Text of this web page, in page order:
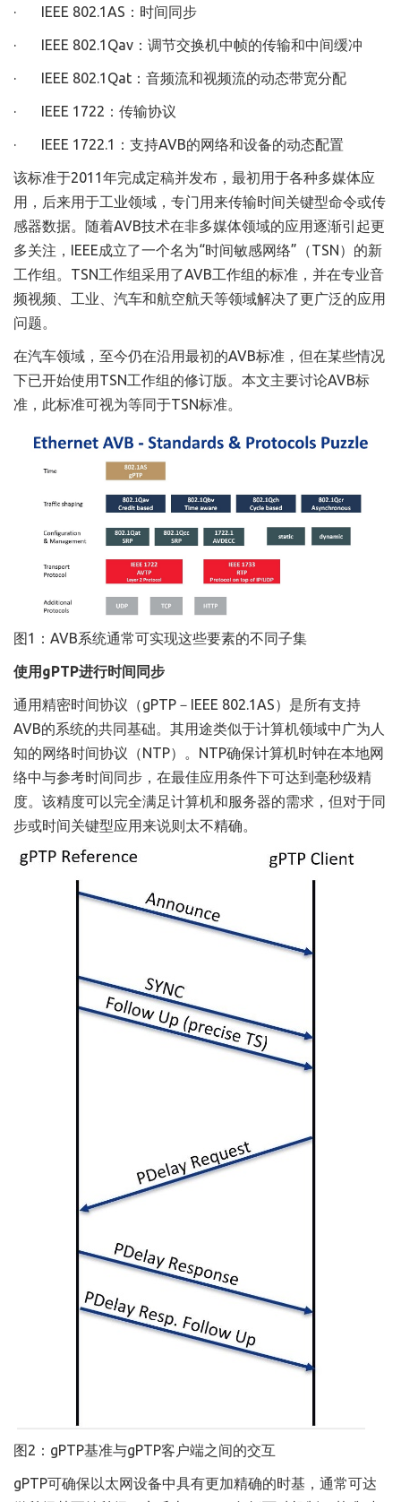
· IEEE 802.1AS：时间同步
· IEEE 802.1Qav：调节交换机中帧的传输和中间缓冲
· IEEE 802.1Qat：音频流和视频流的动态带宽分配
· IEEE 1722：传输协议
· IEEE 1722.1：支持AVB的网络和设备的动态配置
该标准于2011年完成定稿并发布，最初用于各种多媒体应
用，后来用于工业领域，专门用来传输时间关键型命令或传
感器数据。随着AVB技术在非多媒体领域的应用逐渐引起更
多关注，IEEE成立了一个名为“时间敏感网络”（TSN）的新
工作组。TSN工作组采用了AVB工作组的标准，并在专业音
频视频、工业、汽车和航空航天等领域解决了更广泛的应用
问题。
在汽车领域，至今仍在沿用最初的AVB标准，但在某些情况
下已开始使用TSN工作组的修订版。本文主要讨论AVB标
准，此标准可视为等同于TSN标准。
图1：AVB系统通常可实现这些要素的不同子集
使用gPTP进行时间同步
通用精密时间协议（gPTP－IEEE 802.1AS）是所有支持
AVB的系统的共同基础。其用途类似于计算机领域中广为人
知的网络时间协议（NTP）。NTP确保计算机时钟在本地网
络中与参考时间同步，在最佳应用条件下可达到毫秒级精
度。该精度可以完全满足计算机和服务器的需求，但对于同
步或时间关键型应用来说则太不精确。
图2：gPTP基准与gPTP客户端之间的交互
gPTP可确保以太网设备中具有更加精确的时基，通常可达